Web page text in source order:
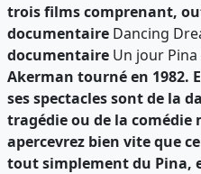
trois films comprenant,
documentaire Dancing
documentaire Un jour
Akerman tourné en 1982.
ses spectacles sont de la
tragédie ou de la comédie
apercevrez bien vite que
tout simplement du Pina,